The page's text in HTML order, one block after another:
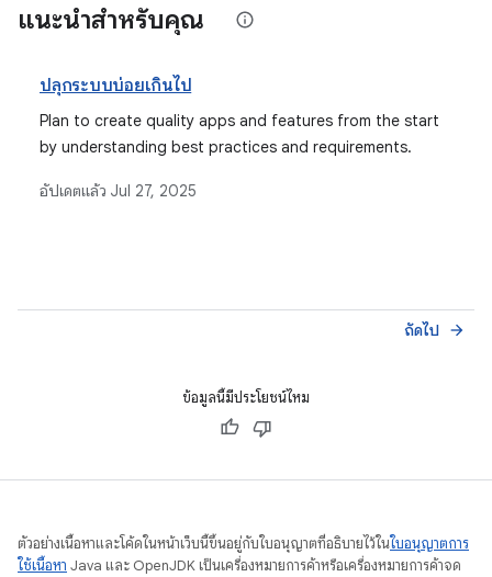
แนะนำสำหรับคุณ
ปลุกระบบบ่อยเกินไป
Plan to create quality apps and features from the start
by understanding best practices and requirements.
อัปเดตแล้ว Jul 27, 2025
ถัดไป arrow_forward
ข้อมูลนี้มีประโยชน์ไหม
ตัวอย่างเนื้อหาและโค้ดในหน้าเว็บนี้ขึ้นอยู่กับใบอนุญาตที่อธิบายไว้ในใบอนุญาตการ
ใช้เนื้อหา Java และ OpenJDK เป็นเครื่องหมายการค้าหรือเครื่องหมายการค้าจด